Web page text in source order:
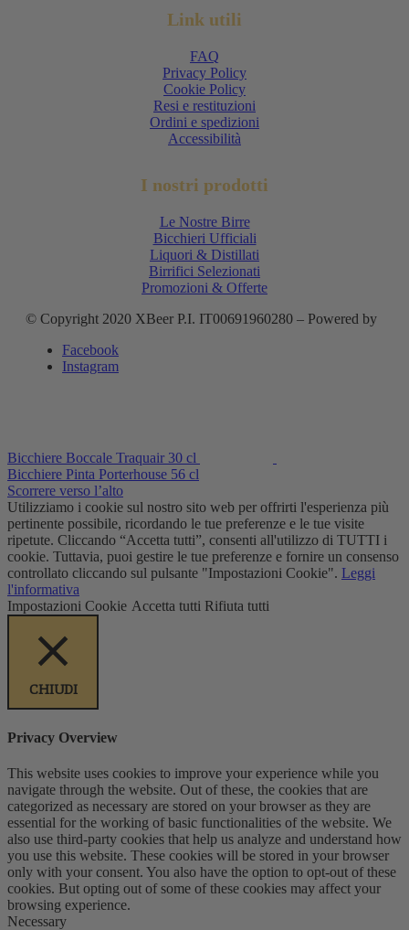
Link utili
FAQ
Privacy Policy
Cookie Policy
Resi e restituzioni
Ordini e spedizioni
Accessibilità
I nostri prodotti
Le Nostre Birre
Bicchieri Ufficiali
Liquori & Distillati
Birrifici Selezionati
Promozioni & Offerte
© Copyright 2020 XBeer P.I. IT00691960280 – Powered by
Facebook
Instagram
Bicchiere Boccale Traquair 30 cl
Bicchiere Pinta Porterhouse 56 cl
Scorrere verso l’alto
Utilizziamo i cookie sul nostro sito web per offrirti l'esperienza più
pertinente possibile, ricordando le tue preferenze e le tue visite
ripetute. Cliccando “Accetta tutti”, consenti all'utilizzo di TUTTI i
cookie. Tuttavia, puoi gestire le tue preferenze e fornire un consenso
controllato cliccando sul pulsante "Impostazioni Cookie". Leggi
l'informativa
Impostazioni Cookie Accetta tutti Rifiuta tutti
CHIUDI
Privacy Overview
This website uses cookies to improve your experience while you
navigate through the website. Out of these, the cookies that are
categorized as necessary are stored on your browser as they are
essential for the working of basic functionalities of the website. We
also use third-party cookies that help us analyze and understand how
you use this website. These cookies will be stored in your browser
only with your consent. You also have the option to opt-out of these
cookies. But opting out of some of these cookies may affect your
browsing experience.
Necessary